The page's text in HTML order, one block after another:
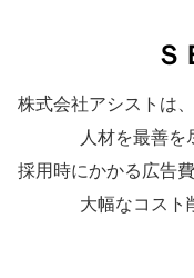
Ｓ
株式会社アシストは
人材を最善を
採用時にかかる広告
大幅なコスト